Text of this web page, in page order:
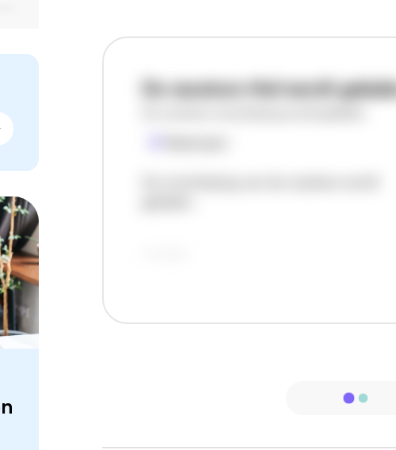
De vacature titel wordt